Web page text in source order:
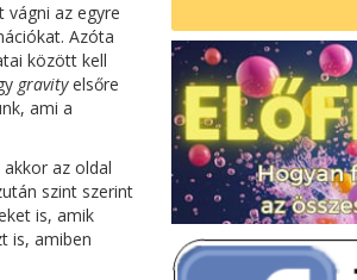
az egyre
Azóta
között kell
gravityelsőre
ami a
az oldal
szint szerint
is, amik
is, amiben